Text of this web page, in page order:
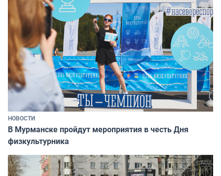
НОВОСТИ
В Мурманске пройдут мероприятия в честь Дня
физкультурника